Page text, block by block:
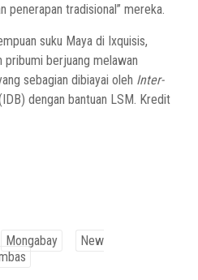
penerapan tradisional” mereka.
suku Maya di Ixquisis,
pribumi berjuang melawan
sebagian dibiayai oleh Inter-
dengan bantuan LSM. Kredit
Mongabay
New